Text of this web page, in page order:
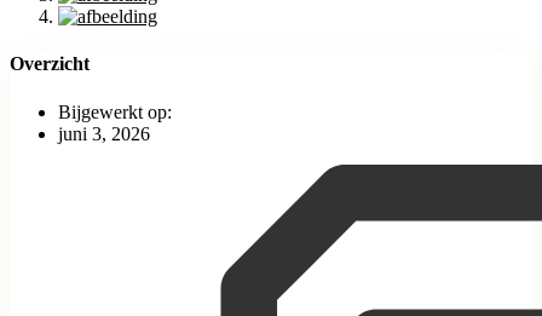
Overzicht
Bijgewerkt op:
juni 3, 2026